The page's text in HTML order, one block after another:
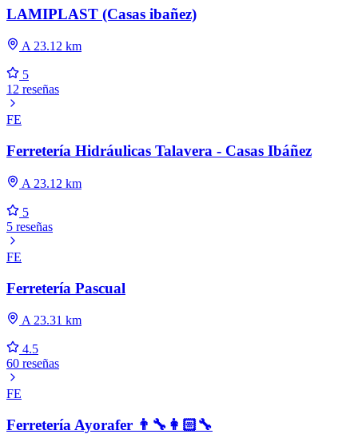
LAMIPLAST (Casas ibañez)
A 23.12 km
5
12 reseñas
FE
Ferretería Hidráulicas Talavera - Casas Ibáñez
A 23.12 km
5
5 reseñas
FE
Ferretería Pascual
A 23.31 km
4.5
60 reseñas
FE
Ferretería Ayorafer 👨‍🔧👩🏻‍🔧